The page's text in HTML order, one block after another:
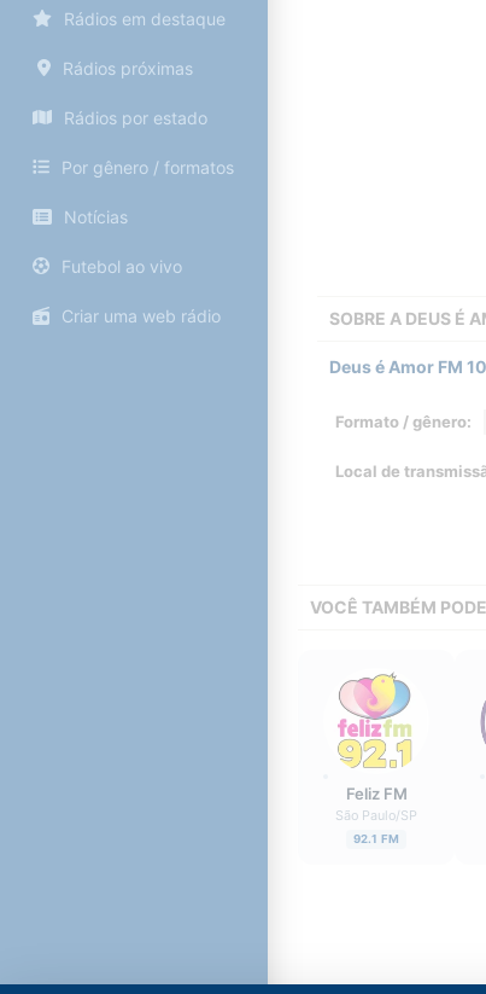
Rádios em destaque
Rádios próximas
Rádios por estado
Por gênero / formatos
Notícias
Futebol ao vivo
Criar uma web rádio SOBRE A DEUS É
Deus é Amor FM
Formato / gênero:
Local de
VOCÊ TAMBÉM
Feliz FM
São Paulo/SP
92.1 FM